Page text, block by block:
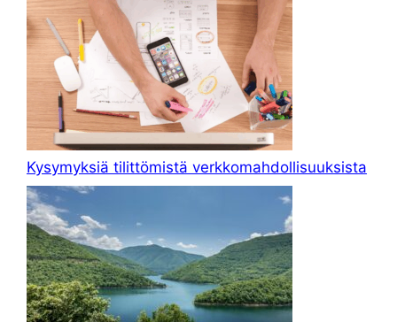
Kysymyksiä tilittömistä verkkomahdollisuuksista